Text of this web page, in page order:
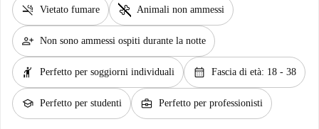
smoke_free Vietato fumare pet_supplies Animali non ammessi
person_add Non sono ammessi ospiti durante la notte
hail Perfetto per soggiorni individuali calendar_month Fascia di età: 18 - 38
school Perfetto per studenti business_center Perfetto per professionisti